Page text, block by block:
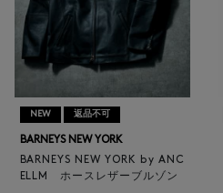
NEW 返品不可
BARNEYS NEW YORK
BARNEYS NEW YORK by ANC
ELLM ホースレザーブルゾン